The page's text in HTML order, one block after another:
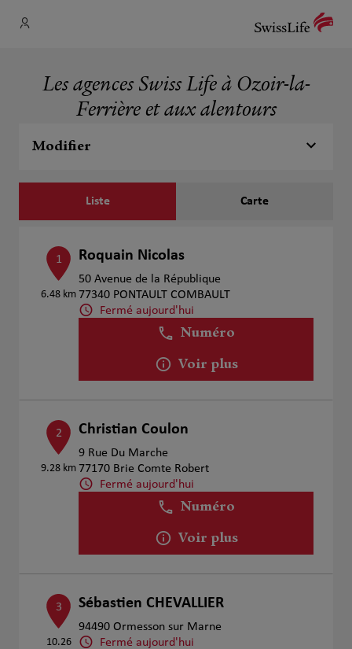
Les agences Swiss Life à Ozoir-la-
Ferrière et aux alentours
Modifier
Liste Carte
1
6.48 km
Roquain Nicolas
50 Avenue de la République
77340 PONTAULT COMBAULT
Fermé aujourd'hui
Numéro
Voir plus
2
9.28 km
Christian Coulon
9 Rue Du Marche
77170 Brie Comte Robert
Fermé aujourd'hui
Numéro
Voir plus
3
10.26
Sébastien CHEVALLIER
94490 Ormesson sur Marne
Fermé aujourd'hui